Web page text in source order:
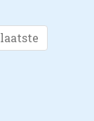
laatste